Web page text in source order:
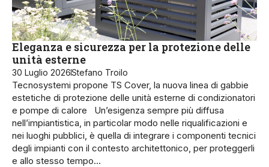
Eleganza e sicurezza per la protezione delle
unità esterne
30 Luglio 2026Stefano Troilo
Tecnosystemi propone TS Cover, la nuova linea di gabbie
estetiche di protezione delle unità esterne di condizionatori
e pompe di calore Un’esigenza sempre più diffusa
nell’impiantistica, in particolar modo nelle riqualificazioni e
nei luoghi pubblici, è quella di integrare i componenti tecnici
degli impianti con il contesto architettonico, per proteggerli
e allo stesso tempo…